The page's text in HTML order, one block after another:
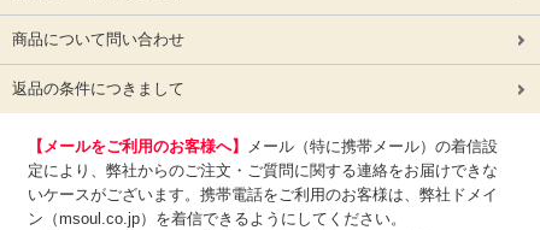
商品について問い合わせ
返品の条件につきまして
【メールをご利用のお客様へ】
メール（特に携帯メール）の着信設
定により、弊社からのご注文・ご質問に関する連絡をお届けできな
いケースがございます。携帯電話をご利用のお客様は、弊社ドメイ
ン（msoul.co.jp）を着信できるようにしてください。